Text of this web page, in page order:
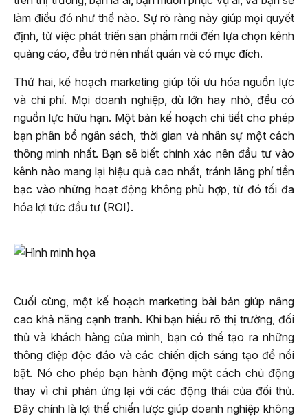
làm điều đó như thế nào. Sự rõ ràng này giúp mọi quyết
định, từ việc phát triển sản phẩm mới đến lựa chọn kênh
quảng cáo, đều trở nên nhất quán và có mục đích.
Thứ hai, kế hoạch marketing giúp tối ưu hóa nguồn lực
và chi phí. Mọi doanh nghiệp, dù lớn hay nhỏ, đều có
nguồn lực hữu hạn. Một bản kế hoạch chi tiết cho phép
bạn phân bổ ngân sách, thời gian và nhân sự một cách
thông minh nhất. Bạn sẽ biết chính xác nên đầu tư vào
kênh nào mang lại hiệu quả cao nhất, tránh lãng phí tiền
bạc vào những hoạt động không phù hợp, từ đó tối đa
hóa lợi tức đầu tư (ROI).
Cuối cùng, một kế hoạch marketing bài bản giúp nâng
cao khả năng cạnh tranh. Khi bạn hiểu rõ thị trường, đối
thủ và khách hàng của mình, bạn có thể tạo ra những
thông điệp độc đáo và các chiến dịch sáng tạo để nổi
bật. Nó cho phép bạn hành động một cách chủ động
thay vì chỉ phản ứng lại với các động thái của đối thủ.
Đây chính là lợi thế chiến lược giúp doanh nghiệp không